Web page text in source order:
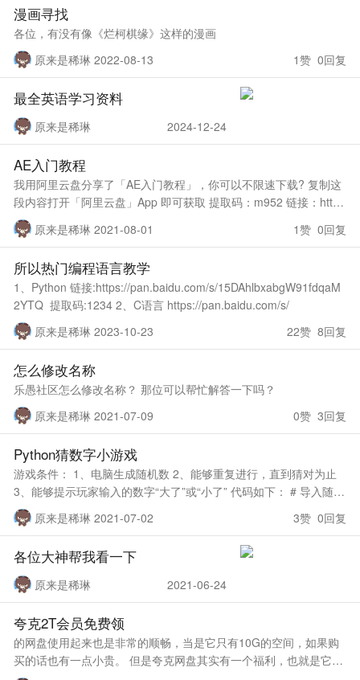
漫画寻找
各位，有没有像《烂柯棋缘》这样的漫画
原来是稀琳 2022-08-13
1赞 0回复
最全英语学习资料
原来是稀琳 2024-12-24
AE入门教程
我用阿里云盘分享了「AE入门教程」，你可以不限速下载? 复制这
段内容打开「阿里云盘」App 即可获取 提取码：m952 链接：http
s://www.aliyundrive.com/s/eJVBepX
原来是稀琳 2021-08-01 1赞 0回复
所以热门编程语言教学
1、Python 链接:https://pan.baidu.com/s/15DAhlbxabgW91fdqaM
2YTQ 提取码:1234 2、C语言 https://pan.baidu.com/s/
原来是稀琳 2023-10-23
22赞 8回复
怎么修改名称
乐愚社区怎么修改名称？ 那位可以帮忙解答一下吗？
原来是稀琳 2021-07-09
0赞 3回复
Python猜数字小游戏
游戏条件： 1、电脑生成随机数 2、能够重复进行，直到猜对为止
3、能够提示玩家输入的数字“大了”或“小了” 代码如下： # 导入随机
数模块 impor
原来是稀琳 2021-07-02 3赞 0回复
各位大神帮我看一下
原来是稀琳 2021-06-24
夸克2T会员免费领
的网盘使用起来也是非常的顺畅，当是它只有10G的空间，如果购
买的话也有一点小贵。 但是夸克网盘其实有一个福利，也就是它会